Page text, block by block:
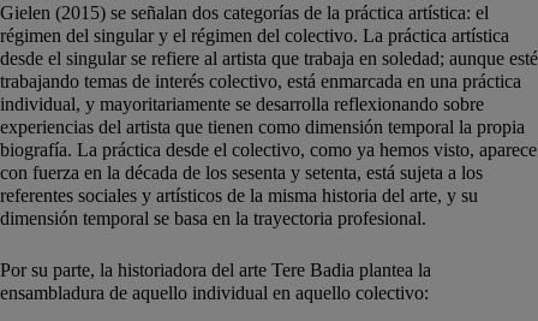
Gielen (2015) se señalan dos categorías de la práctica artística: el
régimen del singular y el régimen del colectivo. La práctica artística
desde el singular se refiere al artista que trabaja en soledad; aunque esté
trabajando temas de interés colectivo, está enmarcada en una práctica
individual, y mayoritariamente se desarrolla reflexionando sobre
experiencias del artista que tienen como dimensión temporal la propia
biografía. La práctica desde el colectivo, como ya hemos visto, aparece
con fuerza en la década de los sesenta y setenta, está sujeta a los
referentes sociales y artísticos de la misma historia del arte, y su
dimensión temporal se basa en la trayectoria profesional.
Por su parte, la historiadora del arte Tere Badia plantea la
ensambladura de aquello individual en aquello colectivo: